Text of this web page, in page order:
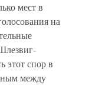
мест в
на
этот спор в
между